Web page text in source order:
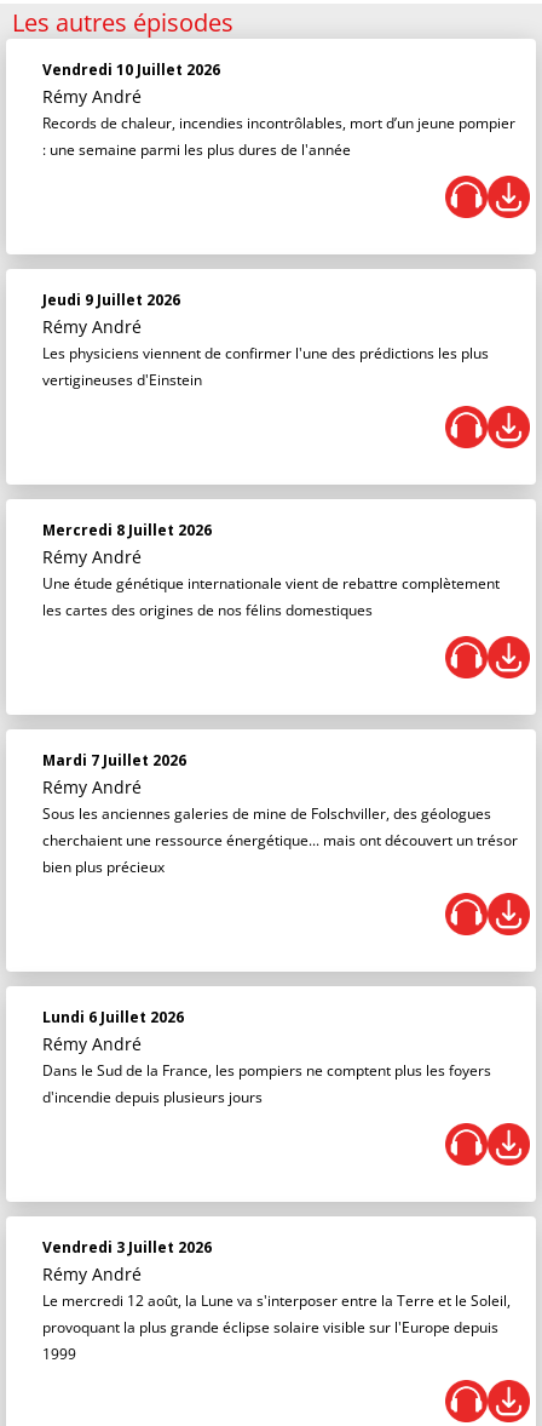
Les autres épisodes
Vendredi 10 Juillet 2026
Rémy André
Records de chaleur, incendies incontrôlables, mort d’un jeune pompier
: une semaine parmi les plus dures de l'année
Jeudi 9 Juillet 2026
Rémy André
Les physiciens viennent de confirmer l'une des prédictions les plus
vertigineuses d'Einstein
Mercredi 8 Juillet 2026
Rémy André
Une étude génétique internationale vient de rebattre complètement
les cartes des origines de nos félins domestiques
Mardi 7 Juillet 2026
Rémy André
Sous les anciennes galeries de mine de Folschviller, des géologues
cherchaient une ressource énergétique... mais ont découvert un trésor
bien plus précieux
Lundi 6 Juillet 2026
Rémy André
Dans le Sud de la France, les pompiers ne comptent plus les foyers
d'incendie depuis plusieurs jours
Vendredi 3 Juillet 2026
Rémy André
Le mercredi 12 août, la Lune va s'interposer entre la Terre et le Soleil,
provoquant la plus grande éclipse solaire visible sur l'Europe depuis
1999